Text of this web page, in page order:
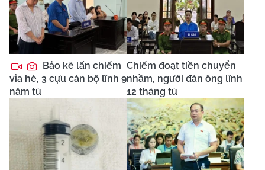
Bảo kê lấn chiếm
vỉa hè, 3 cựu cán bộ lĩnh 9
năm tù
Chiếm đoạt tiền chuyển
nhầm, người đàn ông lĩnh
12 tháng tù